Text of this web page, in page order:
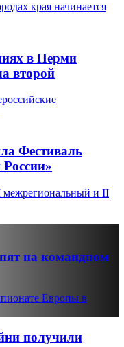
края начинается
в Перми
второй
Фестиваль
межрегиональный и II
на командном
Европы в
получили